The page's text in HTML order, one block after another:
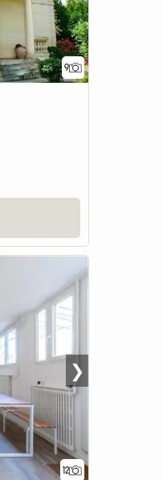
9
12
❯